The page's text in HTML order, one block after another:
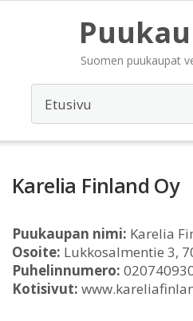
Suomen puukaupat
Karelia Finland Oy
Puukaupan nimi: Karelia
Osoite: Lukkosalmentie 3,
Puhelinnumero:
Kotisivut: